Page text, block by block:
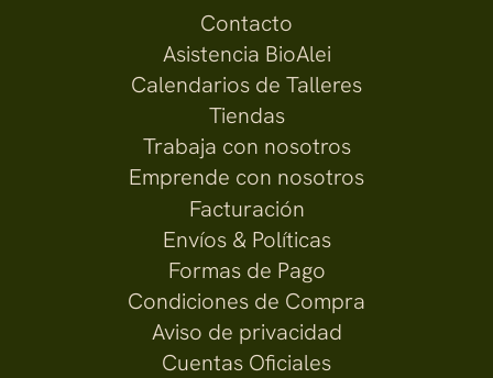
Contacto
Asistencia BioAlei
Calendarios de Talleres
Tiendas
Trabaja con nosotros
Emprende con nosotros
Facturación
Envíos & Políticas
Formas de Pago
Condiciones de Compra
Aviso de privacidad
Cuentas Oficiales